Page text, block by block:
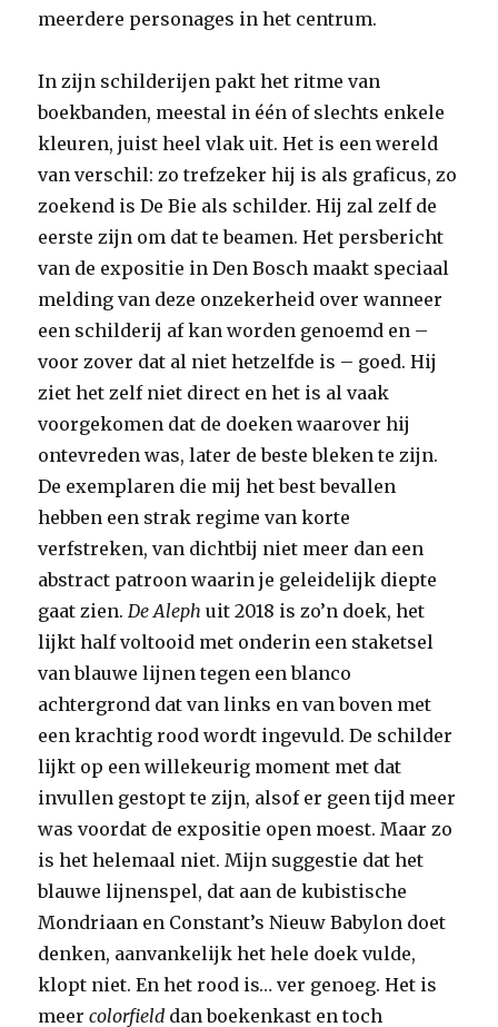
meerdere personages in het centrum.
In zijn schilderijen pakt het ritme van
boekbanden, meestal in één of slechts enkele
kleuren, juist heel vlak uit. Het is een wereld
van verschil: zo trefzeker hij is als graficus, zo
zoekend is De Bie als schilder. Hij zal zelf de
eerste zijn om dat te beamen. Het persbericht
van de expositie in Den Bosch maakt speciaal
melding van deze onzekerheid over wanneer
een schilderij af kan worden genoemd en –
voor zover dat al niet hetzelfde is – goed. Hij
ziet het zelf niet direct en het is al vaak
voorgekomen dat de doeken waarover hij
ontevreden was, later de beste bleken te zijn.
De exemplaren die mij het best bevallen
hebben een strak regime van korte
verfstreken, van dichtbij niet meer dan een
abstract patroon waarin je geleidelijk diepte
gaat zien. De Aleph uit 2018 is zo’n doek, het
lijkt half voltooid met onderin een staketsel
van blauwe lijnen tegen een blanco
achtergrond dat van links en van boven met
een krachtig rood wordt ingevuld. De schilder
lijkt op een willekeurig moment met dat
invullen gestopt te zijn, alsof er geen tijd meer
was voordat de expositie open moest. Maar zo
is het helemaal niet. Mijn suggestie dat het
blauwe lijnenspel, dat aan de kubistische
Mondriaan en Constant’s Nieuw Babylon doet
denken, aanvankelijk het hele doek vulde,
klopt niet. En het rood is… ver genoeg. Het is
meercolorfield dan boekenkast en toch